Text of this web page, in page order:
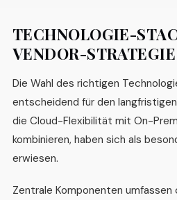
TECHNOLOGIE-
VENDOR-STRATEGIE
Die Wahl des richtigen
entscheidend für den
die Cloud-Flexibilität mit On-
kombinieren, haben sich als
erwiesen.
Zentrale Komponenten